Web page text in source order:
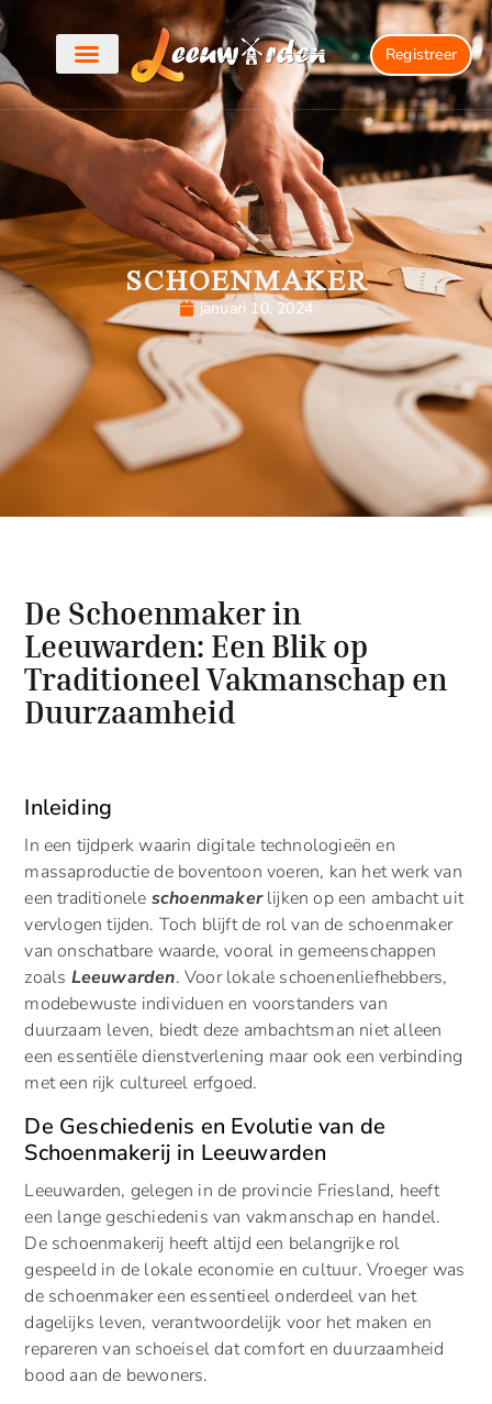
Registreer
SCHOENMAKER
januari 10, 2024
De Schoenmaker in
Leeuwarden: Een Blik op
Traditioneel Vakmanschap en
Duurzaamheid
Inleiding
In een tijdperk waarin digitale technologieën en
massaproductie de boventoon voeren, kan het werk van
een traditionele schoenmakerlijken op een ambacht uit
vervlogen tijden. Toch blijft de rol van de schoenmaker
van onschatbare waarde, vooral in gemeenschappen
zoals Leeuwarden. Voor lokale schoenenliefhebbers,
modebewuste individuen en voorstanders van
duurzaam leven, biedt deze ambachtsman niet alleen
een essentiële dienstverlening maar ook een verbinding
met een rijk cultureel erfgoed.
De Geschiedenis en Evolutie van de
Schoenmakerij in Leeuwarden
Leeuwarden, gelegen in de provincie Friesland, heeft
een lange geschiedenis van vakmanschap en handel.
De schoenmakerij heeft altijd een belangrijke rol
gespeeld in de lokale economie en cultuur. Vroeger was
de schoenmaker een essentieel onderdeel van het
dagelijks leven, verantwoordelijk voor het maken en
repareren van schoeisel dat comfort en duurzaamheid
bood aan de bewoners.